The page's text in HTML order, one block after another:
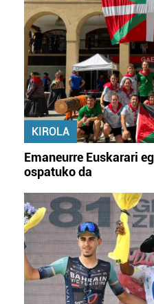
KIROLA
Emaneurre Euskarari
ospatuko da